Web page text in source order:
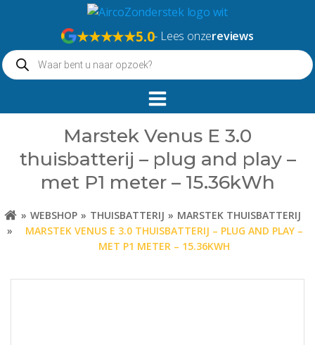
springen
★★★★★5.0- Lees onzereviews
Producten
zoeken
Marstek Venus E 3.0
thuisbatterij – plug and play –
met P1 meter – 15.36kWh
WEBSHOP THUISBATTERIJ
MARSTEK THUISBATTERIJ
MARSTEK VENUS E 3.0 THUISBATTERIJ – PLUG AND PLAY –
MET P1 METER – 15.36KWH